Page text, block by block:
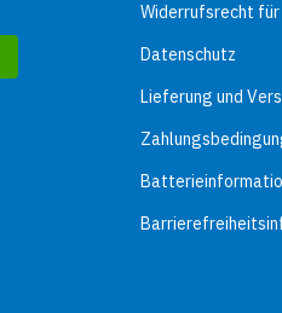
Widerrufsrecht
Datenschutz
Lieferung und